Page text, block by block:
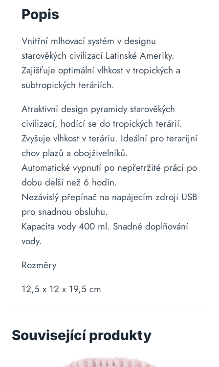
Popis
Vnitřní mlhovací systém v designu
starověkých civilizací Latinské Ameriky.
Zajišťuje optimální vlhkost v tropických a
subtropických teráriích.
Atraktivní design pyramidy starověkých
civilizací, hodící se do tropických terárií.
Zvyšuje vlhkost v teráriu. Ideální pro terarijní
chov plazů a obojživelníků.
Automatické vypnutí po nepřetržité práci po
dobu delší než 6 hodin.
Nezávislý přepínač na napájecím zdroji USB
pro snadnou obsluhu.
Kapacita vody 400 ml. Snadné doplňování
vody.
Rozměry
12,5 x 12 x 19,5 cm
Související produkty